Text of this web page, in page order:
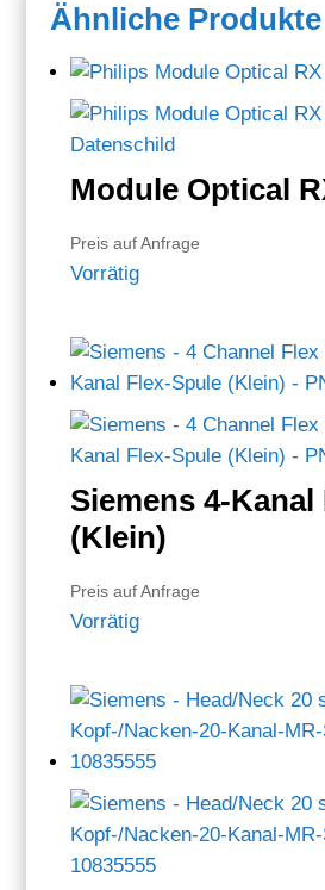
Ähnliche Produkte
Module Optical
Preis auf Anfrage
Vorrätig
Siemens 4-
(Klein)
Preis auf Anfrage
Vorrätig